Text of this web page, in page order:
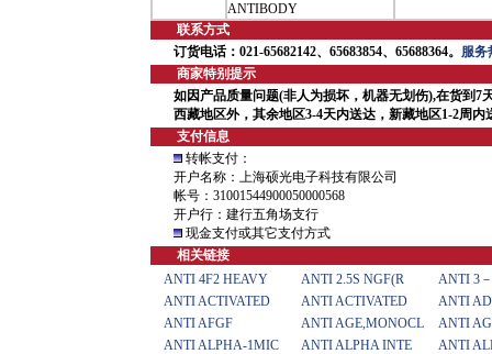
ANTIBODY
联系方式
订货电话：021-65682142、65683854、65688364。 服务
商家特别提示
如因产品质量问题(非人为损坏，机器无划伤),在货到7
西藏地区外，其余地区3-4天内送达，新藏地区1-2周内
支付信息
转帐支付：
开户名称：上海硕光电子科技有限公司
帐号：31001544900050000568
开户行：建行五角场支行
现金支付或其它支付方式
相关链接
ANTI 4F2 HEAVY
ANTI 2.5S NGF(R
ANTI 3
ANTI ACTIVATED
ANTI ACTIVATED
ANTI
ANTI AFGF
ANTI AGE,MONOCL
ANTI
ANTI ALPHA-1MIC
ANTI ALPHA INTE
ANTI